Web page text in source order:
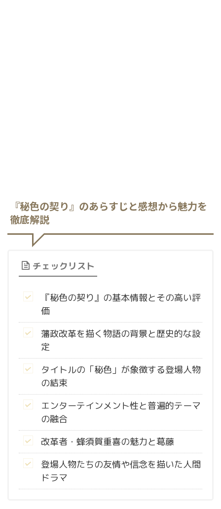
『秘色の契り』のあらすじと感想から魅力を
徹底解説
チェックリスト
『秘色の契り』の基本情報とその高い評
価
藩政改革を描く物語の背景と歴史的な設
定
タイトルの「秘色」が象徴する登場人物
の結束
エンターテインメント性と普遍的テーマ
の融合
改革者・蜂須賀重喜の魅力と葛藤
登場人物たちの友情や信念を描いた人間
ドラマ